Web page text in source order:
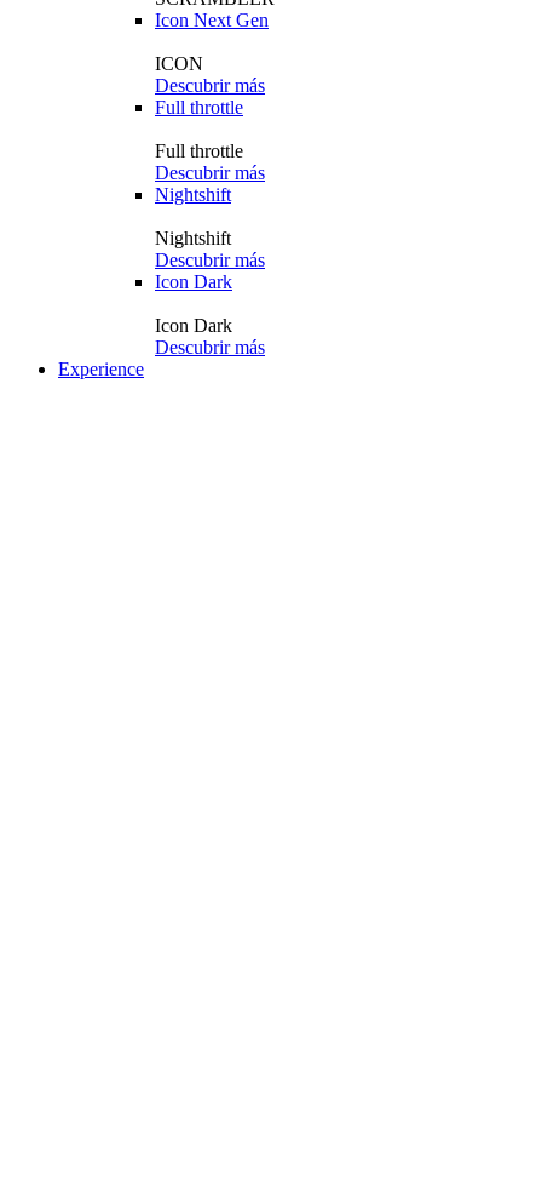
Icon Next Gen
ICON
Descubrir más
Full throttle
Full throttle
Descubrir más
Nightshift
Nightshift
Descubrir más
Icon Dark
Icon Dark
Descubrir más
Experience